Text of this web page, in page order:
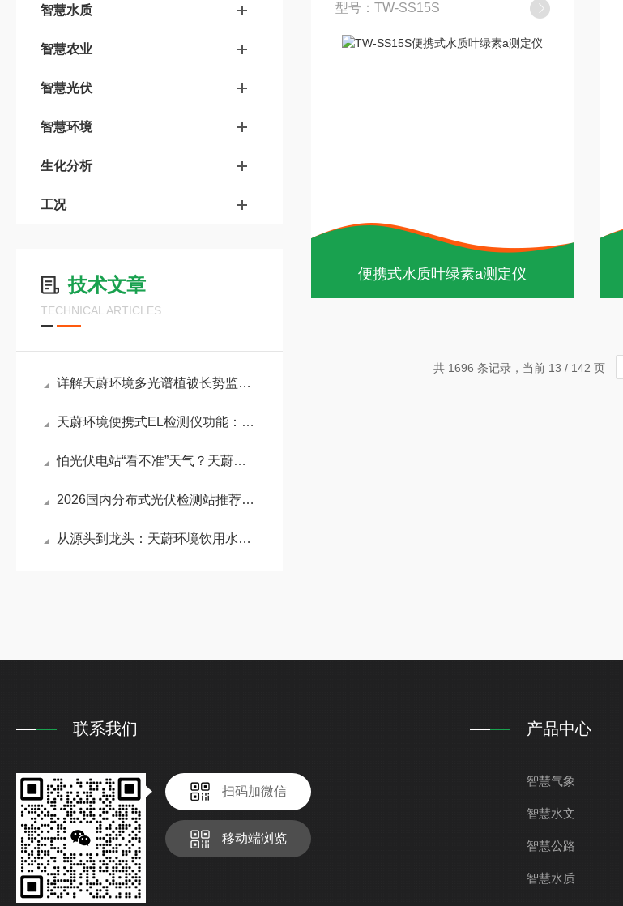
智慧水质
智慧农业
智慧光伏
智慧环境
生化分析
工况
技术文章
TECHNICAL ARTICLES
详解天蔚环境多光谱植被长势监测仪组配方式：完成长势与含水率两项核心任务
天蔚环境便携式EL检测仪功能：精准揪出太阳能电池板内部隐裂、断栅等缺陷
怕光伏电站“看不准”天气？天蔚环境光伏环境监测仪以精准监测护航发电收益
2026国内分布式光伏检测站推荐：多维度考量后，实力厂家天蔚环境成热门选择
从源头到龙头：天蔚环境饮用水在线监测仪为居民日常饮水安全搭建智能防护网
型号：TW-SS15S
便携式水质叶绿素a测定仪
共 1696 条记录，当前 13 / 142 页
联系我们
扫码加微信
移动端浏览
产品中心
智慧气象
智慧水文
智慧公路
智慧水质